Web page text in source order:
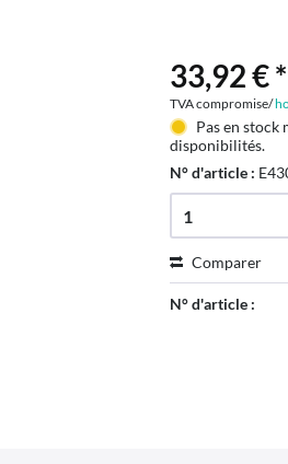
33,92 € *
TVA compromise/
Pas en stock
disponibilités.
N° d'article :
Comparer
N° d'article :